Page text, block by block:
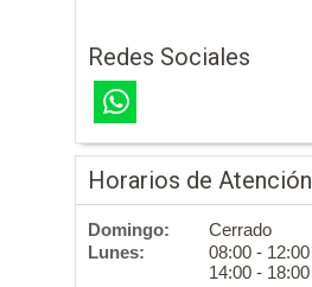
Redes Sociales
Horarios de Atención
Domingo:
Cerrado
Lunes:
08:00 - 12:00
14:00 - 18:00